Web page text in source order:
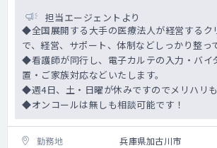
担当エージェントより
◆全国展開する大手の医療法人が経営するク
で、経営、サポート、体制などしっかり整っ
◆看護師が同行し、電子カルテの入力・バイ
置・ご家族対応などいたします。
◆週4日、土・日曜が休みですのでメリハリ
◆オンコールは無しも相談可能です！
勤務地 兵庫県加古川市